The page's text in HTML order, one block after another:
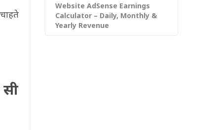
Website AdSense Earnings
Calculator – Daily, Monthly &
Yearly Revenue